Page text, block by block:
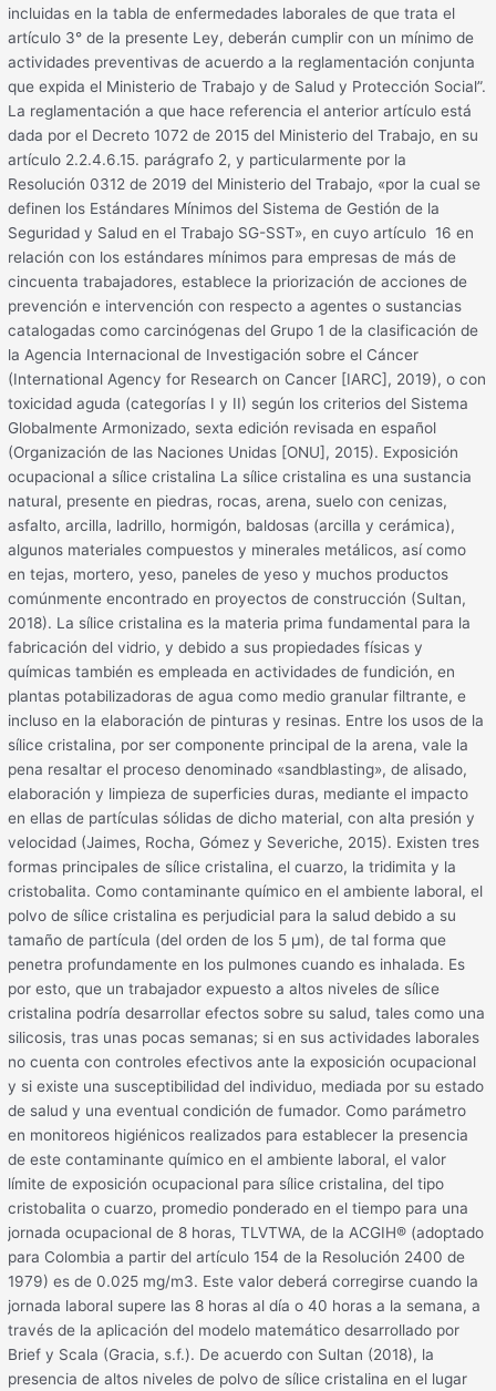
incluidas en la tabla de enfermedades laborales de que trata el
artículo 3° de la presente Ley, deberán cumplir con un mínimo de
actividades preventivas de acuerdo a la reglamentación conjunta
que expida el Ministerio de Trabajo y de Salud y Protección Social”.
La reglamentación a que hace referencia el anterior artículo está
dada por el Decreto 1072 de 2015 del Ministerio del Trabajo, en su
artículo 2.2.4.6.15. parágrafo 2, y particularmente por la
Resolución 0312 de 2019 del Ministerio del Trabajo, «por la cual se
definen los Estándares Mínimos del Sistema de Gestión de la
Seguridad y Salud en el Trabajo SG-SST», en cuyo artículo 16 en
relación con los estándares mínimos para empresas de más de
cincuenta trabajadores, establece la priorización de acciones de
prevención e intervención con respecto a agentes o sustancias
catalogadas como carcinógenas del Grupo 1 de la clasificación de
la Agencia Internacional de Investigación sobre el Cáncer
(International Agency for Research on Cancer [IARC], 2019), o con
toxicidad aguda (categorías I y II) según los criterios del Sistema
Globalmente Armonizado, sexta edición revisada en español
(Organización de las Naciones Unidas [ONU], 2015). Exposición
ocupacional a sílice cristalina La sílice cristalina es una sustancia
natural, presente en piedras, rocas, arena, suelo con cenizas,
asfalto, arcilla, ladrillo, hormigón, baldosas (arcilla y cerámica),
algunos materiales compuestos y minerales metálicos, así como
en tejas, mortero, yeso, paneles de yeso y muchos productos
comúnmente encontrado en proyectos de construcción (Sultan,
2018). La sílice cristalina es la materia prima fundamental para la
fabricación del vidrio, y debido a sus propiedades físicas y
químicas también es empleada en actividades de fundición, en
plantas potabilizadoras de agua como medio granular filtrante, e
incluso en la elaboración de pinturas y resinas. Entre los usos de la
sílice cristalina, por ser componente principal de la arena, vale la
pena resaltar el proceso denominado «sandblasting», de alisado,
elaboración y limpieza de superficies duras, mediante el impacto
en ellas de partículas sólidas de dicho material, con alta presión y
velocidad (Jaimes, Rocha, Gómez y Severiche, 2015). Existen tres
formas principales de sílice cristalina, el cuarzo, la tridimita y la
cristobalita. Como contaminante químico en el ambiente laboral, el
polvo de sílice cristalina es perjudicial para la salud debido a su
tamaño de partícula (del orden de los 5 μm), de tal forma que
penetra profundamente en los pulmones cuando es inhalada. Es
por esto, que un trabajador expuesto a altos niveles de sílice
cristalina podría desarrollar efectos sobre su salud, tales como una
silicosis, tras unas pocas semanas; si en sus actividades laborales
no cuenta con controles efectivos ante la exposición ocupacional
y si existe una susceptibilidad del individuo, mediada por su estado
de salud y una eventual condición de fumador. Como parámetro
en monitoreos higiénicos realizados para establecer la presencia
de este contaminante químico en el ambiente laboral, el valor
límite de exposición ocupacional para sílice cristalina, del tipo
cristobalita o cuarzo, promedio ponderado en el tiempo para una
jornada ocupacional de 8 horas, TLVTWA, de la ACGIH® (adoptado
para Colombia a partir del artículo 154 de la Resolución 2400 de
1979) es de 0.025 mg/m3. Este valor deberá corregirse cuando la
jornada laboral supere las 8 horas al día o 40 horas a la semana, a
través de la aplicación del modelo matemático desarrollado por
Brief y Scala (Gracia, s.f.). De acuerdo con Sultan (2018), la
presencia de altos niveles de polvo de sílice cristalina en el lugar